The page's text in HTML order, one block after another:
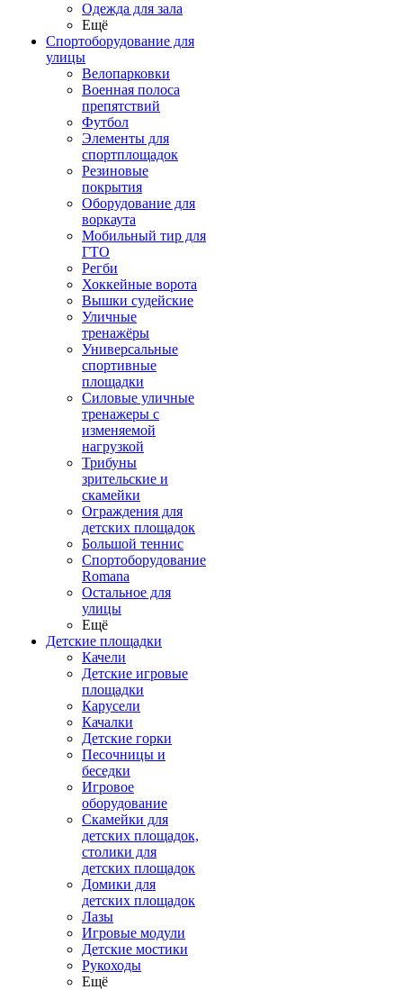
Одежда для зала
Ещё
Спортоборудование для
улицы
Велопарковки
Военная полоса
препятствий
Футбол
Элементы для
спортплощадок
Резиновые
покрытия
Оборудование для
воркаута
Мобильный тир для
ГТО
Регби
Хоккейные ворота
Вышки судейские
Уличные
тренажёры
Универсальные
спортивные
площадки
Силовые уличные
тренажеры с
изменяемой
нагрузкой
Трибуны
зрительские и
скамейки
Ограждения для
детских площадок
Большой теннис
Спортоборудование
Romana
Остальное для
улицы
Ещё
Детские площадки
Качели
Детские игровые
площадки
Карусели
Качалки
Детские горки
Песочницы и
беседки
Игровое
оборудование
Скамейки для
детских площадок,
столики для
детских площадок
Домики для
детских площадок
Лазы
Игровые модули
Детские мостики
Рукоходы
Ещё